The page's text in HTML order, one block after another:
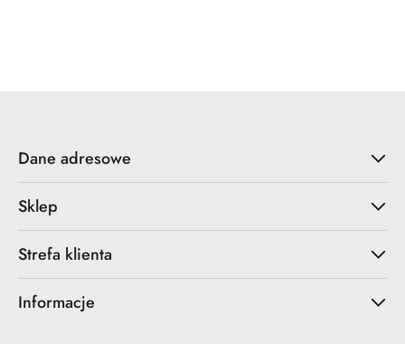
Dane adresowe
Sklep
Strefa klienta
Informacje